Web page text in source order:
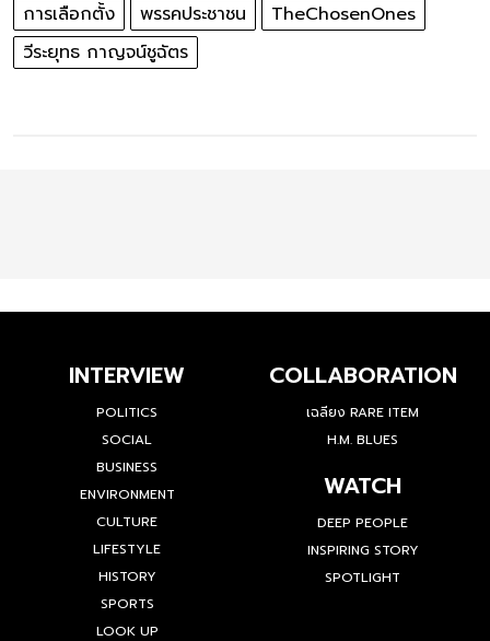
การเลือกตั้ง พรรคประชาชน
TheChosenOnes
วีระยุทธ กาญจน์ชูฉัตร
INTERVIEW
POLITICS
SOCIAL
BUSINESS
ENVIRONMENT
CULTURE
LIFESTYLE
HISTORY
SPORTS
LOOK UP
COLLABORATION
เฉลียง RARE ITEM
H.M. BLUES
WATCH
DEEP PEOPLE
INSPIRING STORY
SPOTLIGHT